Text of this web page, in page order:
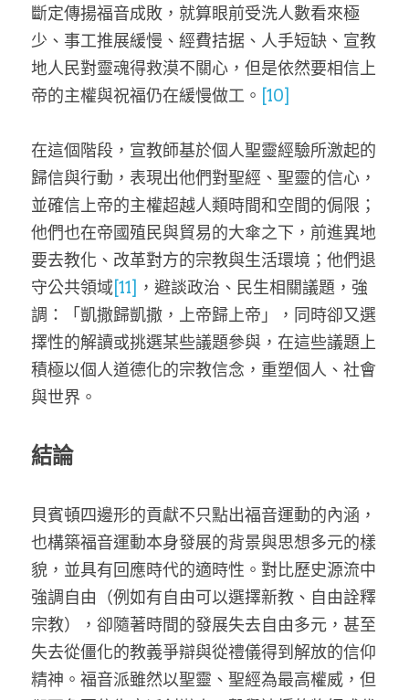
斷定傳揚福音成敗，就算眼前受洗人數看來極
少、事工推展緩慢、經費拮据、人手短缺、宣教
地人民對靈魂得救漠不關心，但是依然要相信上
帝的主權與祝福仍在緩慢做工。 [10]
在這個階段，宣教師基於個人聖靈經驗所激起的
歸信與行動，表現出他們對聖經、聖靈的信心，
並確信上帝的主權超越人類時間和空間的侷限；
他們也在帝國殖民與貿易的大傘之下，前進異地
要去教化、改革對方的宗教與生活環境；他們退
守公共領域 [11]
，避談政治、民生相關議題，強
調：「凱撒歸凱撒，上帝歸上帝」，同時卻又選
擇性的解讀或挑選某些議題參與，在這些議題上
積極以個人道德化的宗教信念，重塑個人、社會
與世界。
結論
貝賓頓四邊形的貢獻不只點出福音運動的內涵，
也構築福音運動本身發展的背景與思想多元的樣
貌，並具有回應時代的適時性。對比歷史源流中
強調自由（例如有自由可以選擇新教、自由詮釋
宗教），卻隨著時間的發展失去自由多元，甚至
失去從僵化的教義爭辯與從禮儀得到解放的信仰
精神。福音派雖然以聖靈、聖經為最高權威，但